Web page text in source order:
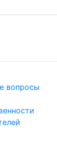
вопросы